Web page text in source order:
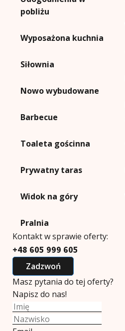
pobliżu
Wyposażona kuchnia
Siłownia
Nowo wybudowane
Barbecue
Toaleta gościnna
Prywatny taras
Widok na góry
Pralnia
Kontakt w sprawie oferty:
+48 605 999 605
Zadzwoń
Masz pytania do tej oferty?
Napisz do nas!